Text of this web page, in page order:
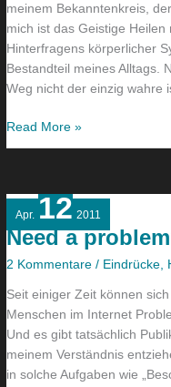
meinem Bekanntenkreis,
mich ist das Geistige
Hinterfragens körperlicher
Bestandteil meines Alltags.
Weg nicht der einzig wahre
Read More »
Apr. 12 2011
Need a
2 Kommentare / Eindrücke
Seit einiger Zeit können
Menschen im Internet
Und es gibt tatsächlich
meinem Verständnis
in solche Aufgaben wie
Need
problem?